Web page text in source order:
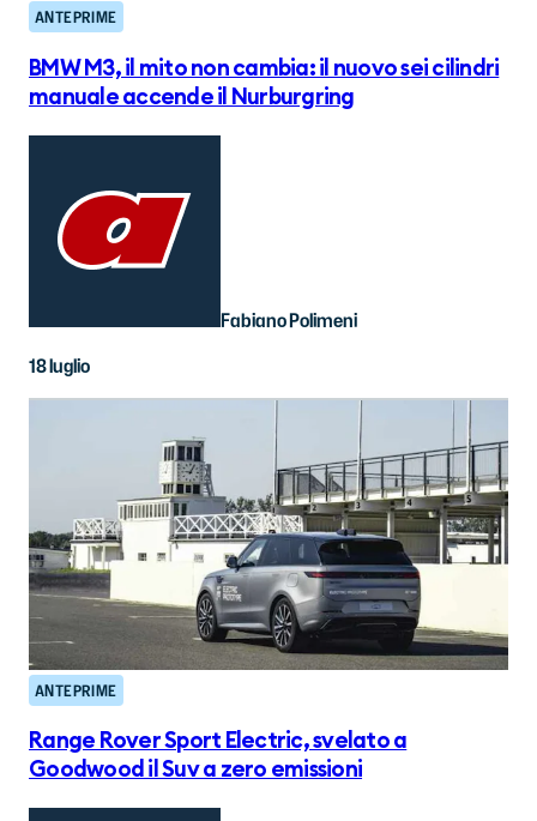
ANTEPRIME
BMW M3, il mito non cambia: il nuovo sei cilindri
manuale accende il Nurburgring
Fabiano Polimeni
18 luglio
ANTEPRIME
Range Rover Sport Electric, svelato a
Goodwood il Suv a zero emissioni